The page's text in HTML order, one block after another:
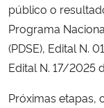
Ministério do
Controladoria-Geral da
público o
Programa
(PDSE), Edital N.
Edital N. 17/2025
Próximas etapas,